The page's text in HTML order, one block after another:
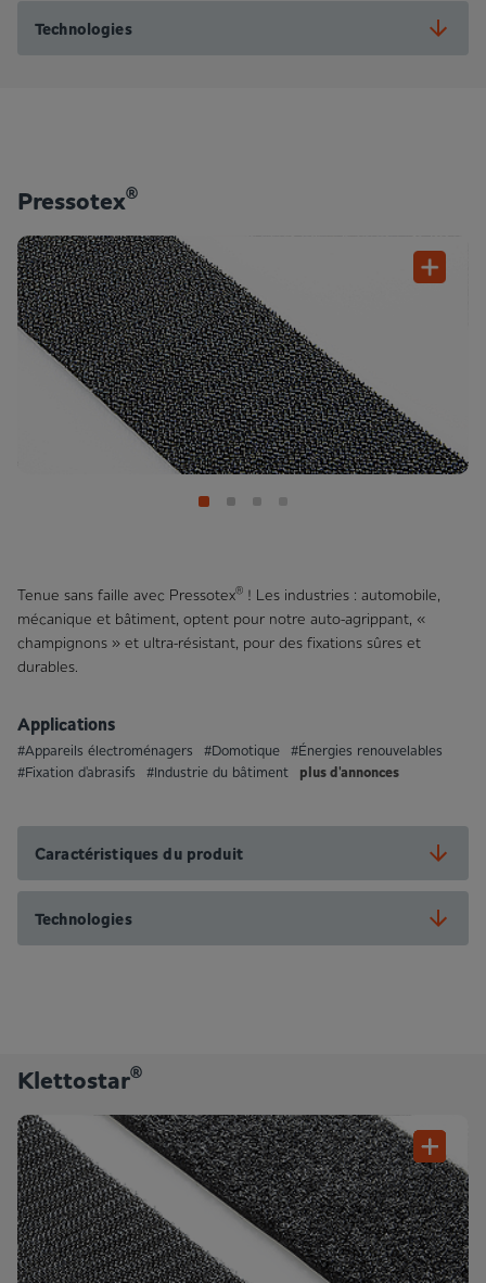
Technologies
Pressotex®
Tenue sans faille avec Pressotex® ! Les industries : automobile,
mécanique et bâtiment, optent pour notre auto-agrippant, «
champignons » et ultra-résistant, pour des fixations sûres et
durables.
Applications
#Appareils électroménagers #Domotique #Énergies renouvelables
#Fixation d'abrasifs
#Industrie du bâtiment plus d'annonces
Caractéristiques du produit
Technologies
Klettostar®